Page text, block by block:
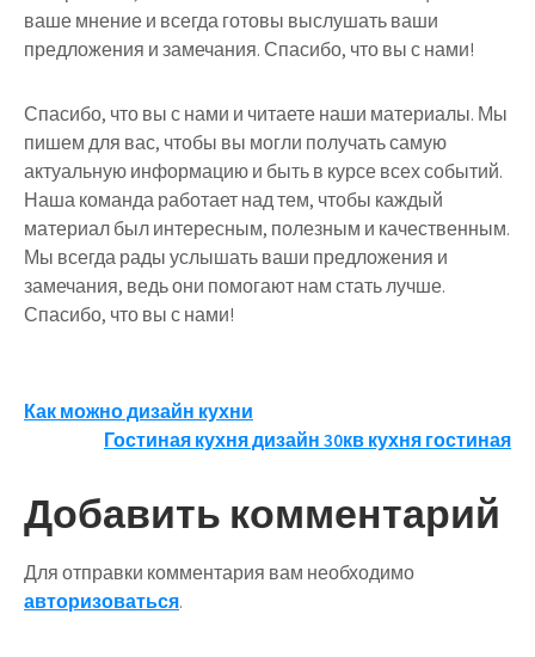
ваше мнение и всегда готовы выслушать ваши
предложения и замечания. Спасибо, что вы с нами!
Спасибо, что вы с нами и читаете наши материалы. Мы
пишем для вас, чтобы вы могли получать самую
актуальную информацию и быть в курсе всех событий.
Наша команда работает над тем, чтобы каждый
материал был интересным, полезным и качественным.
Мы всегда рады услышать ваши предложения и
замечания, ведь они помогают нам стать лучше.
Спасибо, что вы с нами!
Навигация
записям
Как можно дизайн кухни
Гостиная кухня дизайн 30кв кухня гостиная
Добавить комментарий
Для отправки комментария вам необходимо
авторизоваться.